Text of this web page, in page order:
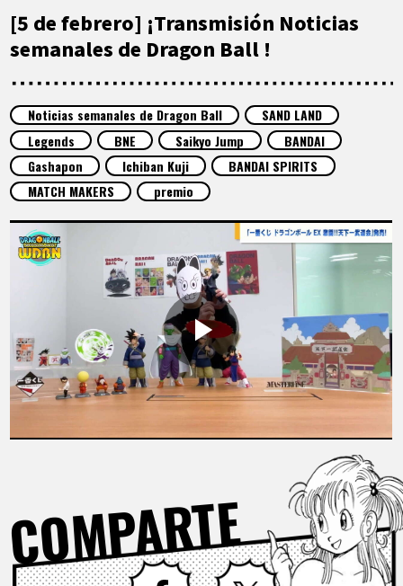
LO MÁS DESTACADO
ARTÍCULOS
ACERCA DE
LANGUAGE
EN FR DE
[5 de febrero] ¡Transmisión Noticias
semanales de Dragon Ball !
Noticias semanales de Dragon Ball
SAND LAND
Legends
BNE Saikyo Jump
BANDAI
Gashapon
Ichiban Kuji
BANDAI SPIRITS
MATCH MAKERS
premio
COMPARTE
Facebook X